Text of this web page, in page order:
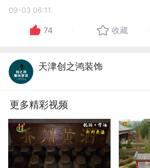
09-03 06:11
74 收藏
天津创之鸿装饰
更多精彩视频